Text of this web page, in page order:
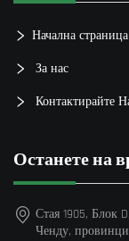
Начална страница
За нас
Контактирайте
Останете на
Стая 1905, Блок
Ченду,